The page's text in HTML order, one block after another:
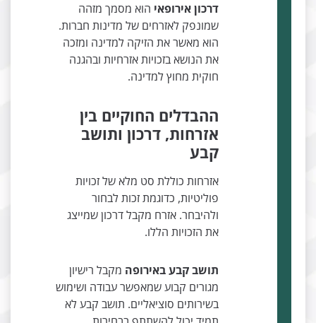
דרכון אירופאיהוא מסמך מזהה
שמונפק לאזרחים של מדינות חברות.
הוא מאשר את הזיקה למדינה ומזכה
את הנושא בזכויות אזרחיות ובהגנה
חוקית מחוץ למדינה.
ההבדלים החוקיים בין
אזרחות, דרכון ותושב
אזרחות כוללת סט מלא של זכויות
פוליטיות, כדוגמת זכות לבחור
ולהיבחר. אזרח מקבל דרכון שמייצג
את הזכויות הללו.
תושב קבע באירופהמקבל רישיון
מגורים קבוע שמאפשר עבודה ושימוש
בשירותים סוציאליים. תושב קבע לא